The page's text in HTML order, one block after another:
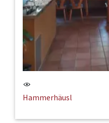
Hammerhäusl